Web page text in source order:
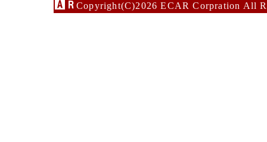
Copyright(C)2026 ECAR Corpration All